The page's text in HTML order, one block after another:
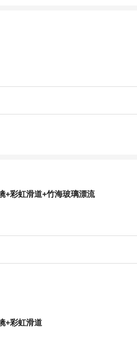
+彩虹滑道+竹海玻璃漂流
+彩虹滑道